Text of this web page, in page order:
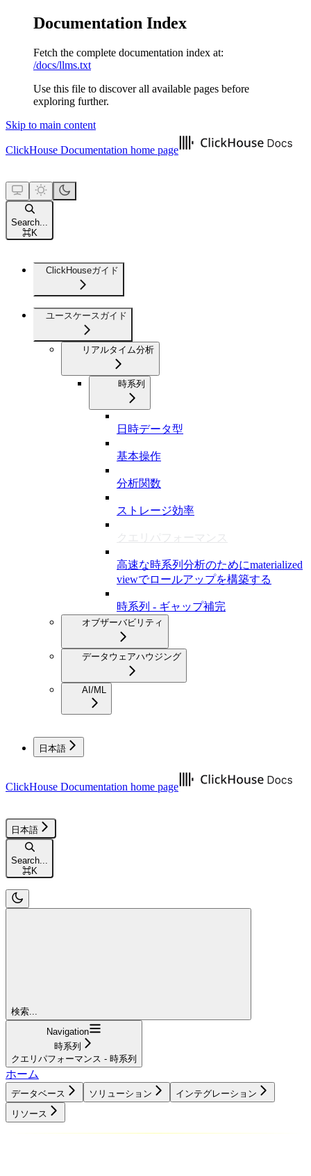
Documentation Index
Fetch the complete documentation index at:
/docs/llms.txt
Use this file to discover all available pages before
exploring further.
Skip to main content
ClickHouse Documentation home page
Search...
⌘K
ClickHouseガイド
ユースケースガイド
リアルタイム分析
時系列
日時データ型
基本操作
分析関数
ストレージ効率
クエリパフォーマンス
高速な時系列分析のためにmaterialized
viewでロールアップを構築する
時系列 - ギャップ補完
オブザーバビリティ
データウェアハウジング
AI/ML
日本語
ClickHouse Documentation home page
日本語
Search...
⌘K
検索...
Navigation
時系列
クエリパフォーマンス - 時系列
ホーム
データベース ソリューション
インテグレーション
リソース